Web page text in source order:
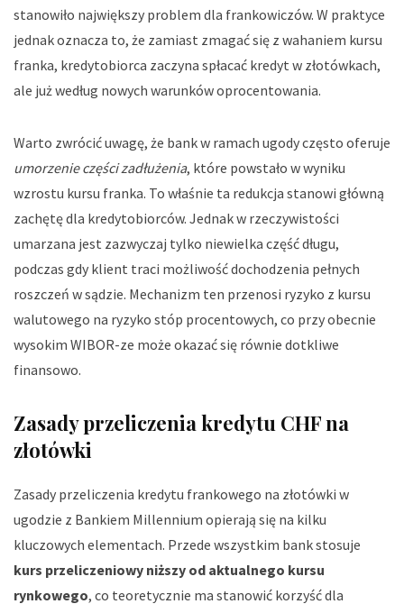
stanowiło największy problem dla frankowiczów. W praktyce
jednak oznacza to, że zamiast zmagać się z wahaniem kursu
franka, kredytobiorca zaczyna spłacać kredyt w złotówkach,
ale już według nowych warunków oprocentowania.
Warto zwrócić uwagę, że bank w ramach ugody często oferuje
umorzenie części zadłużenia, które powstało w wyniku
wzrostu kursu franka. To właśnie ta redukcja stanowi główną
zachętę dla kredytobiorców. Jednak w rzeczywistości
umarzana jest zazwyczaj tylko niewielka część długu,
podczas gdy klient traci możliwość dochodzenia pełnych
roszczeń w sądzie. Mechanizm ten przenosi ryzyko z kursu
walutowego na ryzyko stóp procentowych, co przy obecnie
wysokim WIBOR-ze może okazać się równie dotkliwe
finansowo.
Zasady przeliczenia kredytu CHF na
złotówki
Zasady przeliczenia kredytu frankowego na złotówki w
ugodzie z Bankiem Millennium opierają się na kilku
kluczowych elementach. Przede wszystkim bank stosuje
kurs przeliczeniowy niższy od aktualnego kursu
rynkowego, co teoretycznie ma stanowić korzyść dla